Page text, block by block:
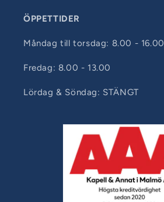
ÖPPETTIDER
Måndag till torsdag: 8.00 - 16.00
Fredag: 8.00 - 13.00
Lördag & Söndag: STÄNGT